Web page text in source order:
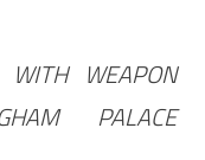
WEAPON
PALACE